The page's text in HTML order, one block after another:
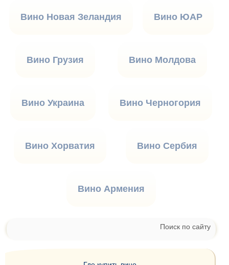
Вино Новая Зеландия Вино ЮАР
Вино Грузия Вино Молдова
Вино Украина Вино Черногория
Вино Хорватия Вино Сербия
Вино Армения
Поиск по сайту